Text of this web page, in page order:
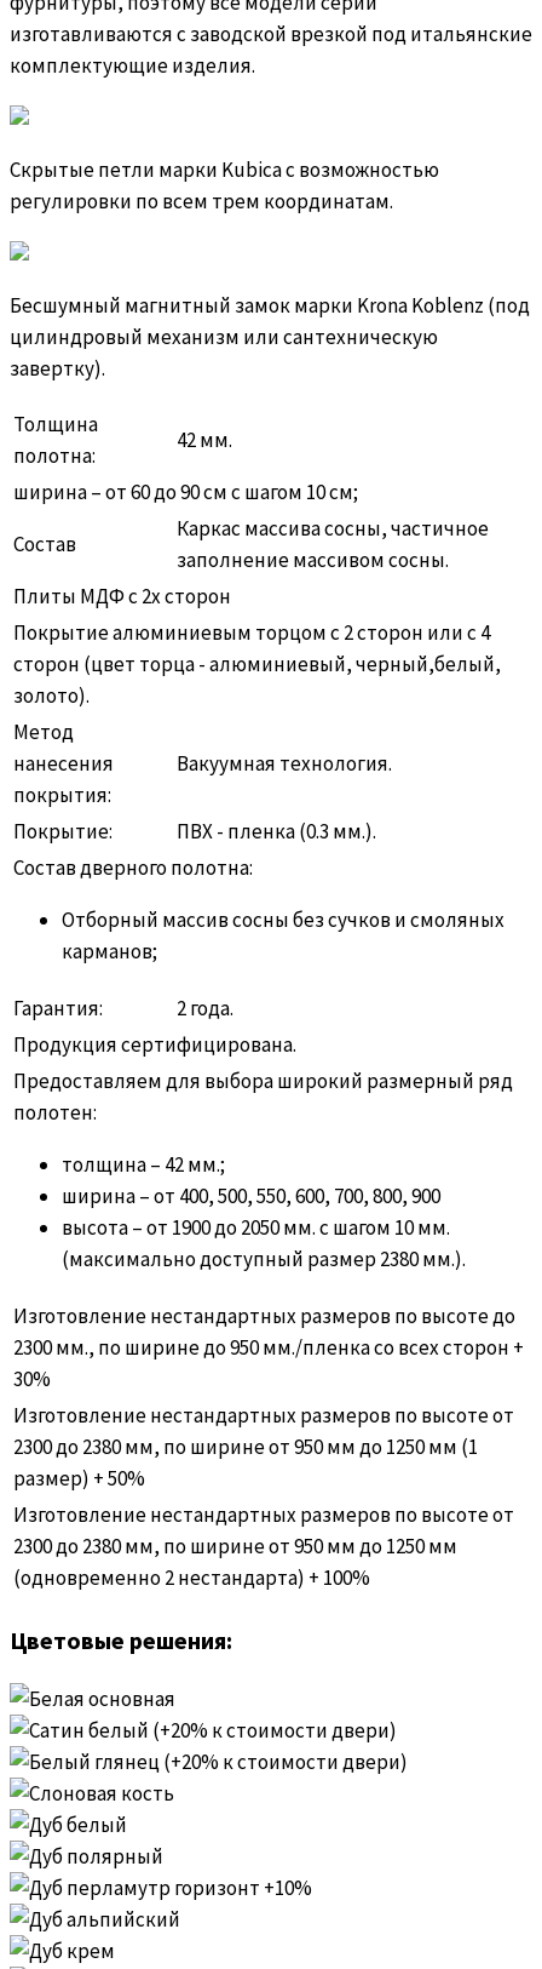
изготавливаются с заводской врезкой под итальянские
комплектующие изделия.
Скрытые петли марки Kubica с возможностью
регулировки по всем трем координатам.
Бесшумный магнитный замок марки Krona Koblenz (под
цилиндровый механизм или сантехническую
завертку).
Толщина
полотна:
42 мм.
ширина – от 60 до 90 см с шагом 10 см;
Состав
Каркас массива сосны, частичное
заполнение массивом сосны.
Плиты МДФ с 2х сторон
Покрытие алюминиевым торцом с 2 сторон или с 4
сторон (цвет торца - алюминиевый, черный,белый,
золото).
Метод
нанесения
покрытия:
Вакуумная технология.
Покрытие:
ПВХ - пленка (0.3 мм.).
Состав дверного полотна:
Отборный массив сосны без сучков и смоляных
карманов;
Гарантия:
2 года.
Продукция сертифицирована.
Предоставляем для выбора широкий размерный ряд
полотен:
толщина – 42 мм.;
ширина – от 400, 500, 550, 600, 700, 800, 900
высота – от 1900 до 2050 мм. с шагом 10 мм.
(максимально доступный размер 2380 мм.).
Изготовление нестандартных размеров по высоте до
2300 мм., по ширине до 950 мм./пленка со всех сторон +
30%
Изготовление нестандартных размеров по высоте от
2300 до 2380 мм, по ширине от 950 мм до 1250 мм (1
размер) + 50%
Изготовление нестандартных размеров по высоте от
2300 до 2380 мм, по ширине от 950 мм до 1250 мм
(одновременно 2 нестандарта) + 100%
Цветовые решения: